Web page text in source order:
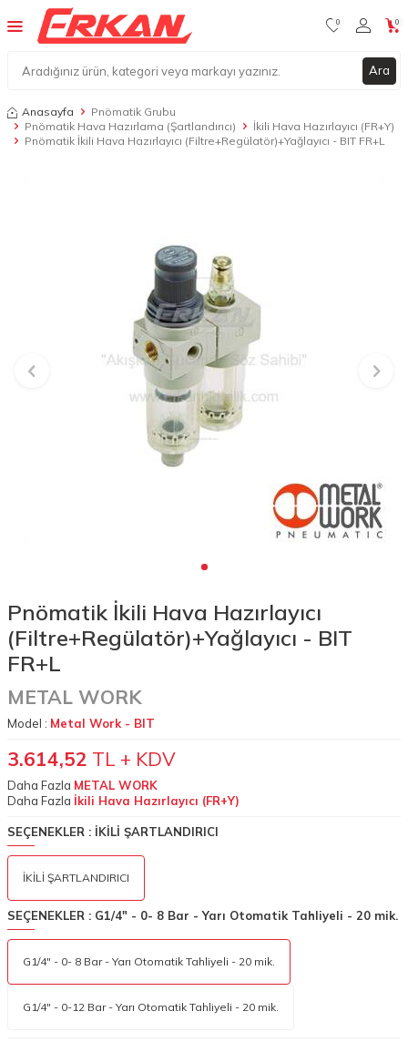
Ara
0 0
Anasayfa
Pnömatik Grubu
Pnömatik Hava Hazırlama (Şartlandırıcı)
İkili Hava Hazırlayıcı (FR+Y)
Pnömatik İkili Hava Hazırlayıcı (Filtre+Regülatör)+Yağlayıcı - BIT FR+L
Pnömatik İkili Hava Hazırlayıcı
(Filtre+Regülatör)+Yağlayıcı - BIT
FR+L
METAL WORK
Model : Metal Work - BIT
3.614,52 TL + KDV
Daha Fazla METAL WORK
Daha Fazla İkili Hava Hazırlayıcı (FR+Y)
SEÇENEKLER : İKİLİ ŞARTLANDIRICI
İKİLİ ŞARTLANDIRICI
SEÇENEKLER : G1/4" - 0- 8 Bar - Yarı Otomatik Tahliyeli - 20 mik.
G1/4" - 0- 8 Bar - Yarı Otomatik Tahliyeli - 20 mik.
G1/4" - 0-12 Bar - Yarı Otomatik Tahliyeli - 20 mik.